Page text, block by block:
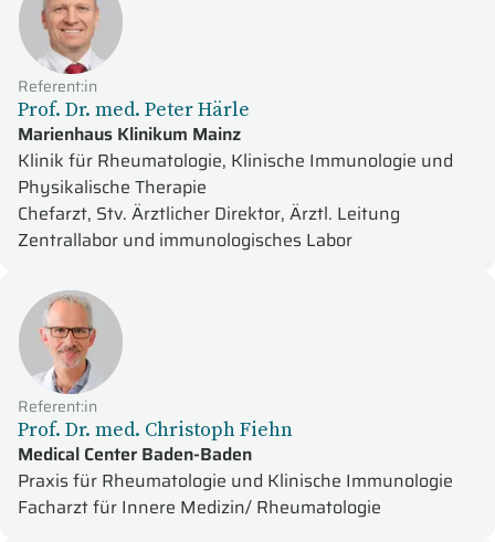
Referent:in
Prof. Dr. med. Peter Härle
Marienhaus Klinikum Mainz
Klinik für Rheumatologie, Klinische Immunologie und
Physikalische Therapie
Chefarzt, Stv. Ärztlicher Direktor, Ärztl. Leitung
Zentrallabor und immunologisches Labor
Referent:in
Prof. Dr. med. Christoph Fiehn
Medical Center Baden-Baden
Praxis für Rheumatologie und Klinische Immunologie
Facharzt für Innere Medizin/ Rheumatologie